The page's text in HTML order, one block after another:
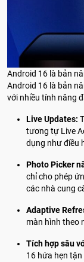
Android 16 là bản
Android 16 là bản
với nhiều tính năng
Live Updates:
tương tự Live
dụng như điều
Photo Picker
chỉ cho phép
các nhà cung
Adaptive
màn hình theo
Tích hợp sâu
16 hứa hẹn